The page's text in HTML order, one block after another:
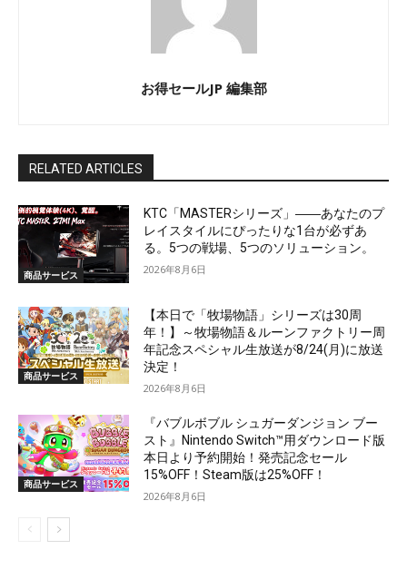
お得セールJP 編集部
RELATED ARTICLES
商品サービス
KTC「MASTERシリーズ」――あなたのプ
レイスタイルにぴったりな1台が必ずあ
る。5つの戦場、5つのソリューション。
2026年8月6日
商品サービス
【本日で「牧場物語」シリーズは30周
年！】～牧場物語＆ルーンファクトリー周
年記念スペシャル生放送が8/24(月)に放送
決定！
2026年8月6日
商品サービス
『バブルボブル シュガーダンジョン ブー
スト』Nintendo Switch™用ダウンロード版
本日より予約開始！発売記念セール
15%OFF！Steam版は25%OFF！
2026年8月6日